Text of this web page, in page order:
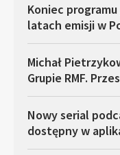
Koniec
latach emisji w
Michał
Grupie RMF.
Nowy serial
dostępny w